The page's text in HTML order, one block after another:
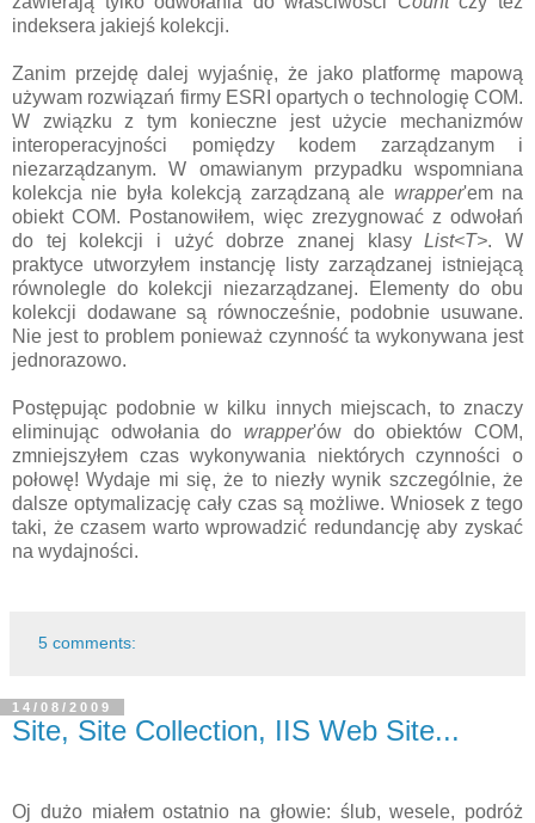
indeksera jakiejś kolekcji.
Zanim przejdę dalej wyjaśnię, że jako platformę mapową
używam rozwiązań firmy ESRI opartych o technologię COM.
W związku z tym konieczne jest użycie mechanizmów
interoperacyjności pomiędzy kodem zarządzanym i
niezarządzanym. W omawianym przypadku wspomniana
kolekcja nie była kolekcją zarządzaną ale wrapper'em na
obiekt COM. Postanowiłem, więc zrezygnować z odwołań
do tej kolekcji i użyć dobrze znanej klasyList<T>. W
praktyce utworzyłem instancję listy zarządzanej istniejącą
równolegle do kolekcji niezarządzanej. Elementy do obu
kolekcji dodawane są równocześnie, podobnie usuwane.
Nie jest to problem ponieważ czynność ta wykonywana jest
jednorazowo.
Postępując podobnie w kilku innych miejscach, to znaczy
eliminując odwołania do wrapper'ów do obiektów COM,
zmniejszyłem czas wykonywania niektórych czynności o
połowę! Wydaje mi się, że to niezły wynik szczególnie, że
dalsze optymalizację cały czas są możliwe. Wniosek z tego
taki, że czasem warto wprowadzić redundancję aby zyskać
na wydajności.
5 comments:
14/08/2009
Site, Site Collection, IIS Web Site...
Oj dużo miałem ostatnio na głowie: ślub, wesele, podróż